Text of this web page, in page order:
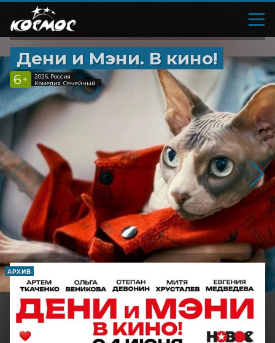
Дени и Мэни. В кино!
6 +
2026, Россия
Комедия, Семейный
АРХИВ